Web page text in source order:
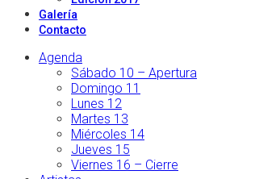
Galería
Contacto
Agenda
Sábado 10 – Apertura
Domingo 11
Lunes 12
Martes 13
Miércoles 14
Jueves 15
Viernes 16 – Cierre